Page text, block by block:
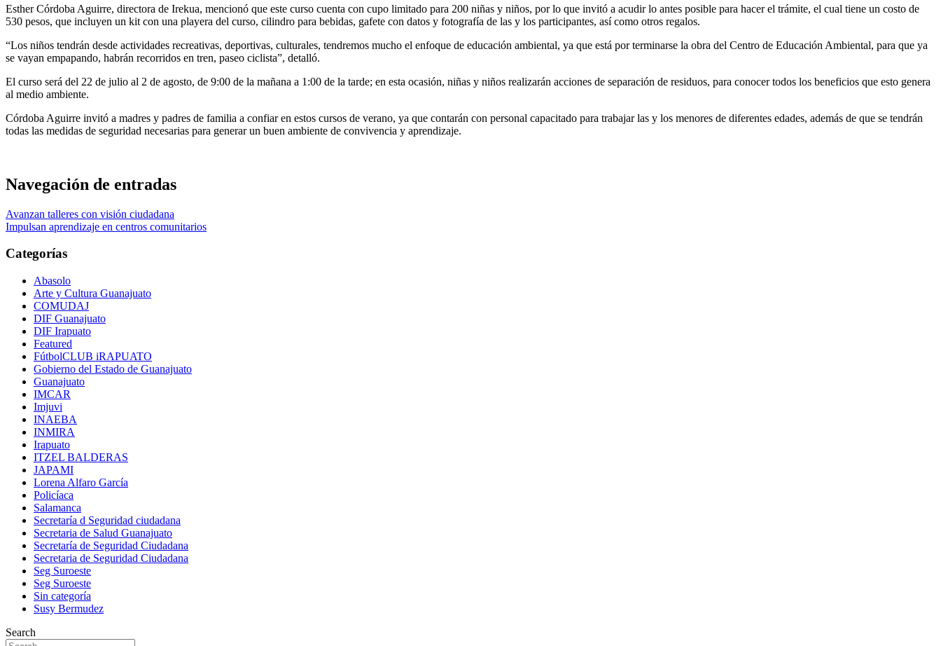
Esther Córdoba Aguirre, directora de Irekua, mencionó que este curso cuenta con cupo limitado para 200 niñas y niños, por lo que invitó a acudir lo antes posible para hacer el trámite, el cual tiene un costo de
530 pesos, que incluyen un kit con una playera del curso, cilindro para bebidas, gafete con datos y fotografía de las y los participantes, así como otros regalos.
“Los niños tendrán desde actividades recreativas, deportivas, culturales, tendremos mucho el enfoque de educación ambiental, ya que está por terminarse la obra del Centro de Educación Ambiental, para que ya
se vayan empapando, habrán recorridos en tren, paseo ciclista”, detalló.
El curso será del 22 de julio al 2 de agosto, de 9:00 de la mañana a 1:00 de la tarde; en esta ocasión, niñas y niños realizarán acciones de separación de residuos, para conocer todos los beneficios que esto genera
al medio ambiente.
Córdoba Aguirre invitó a madres y padres de familia a confiar en estos cursos de verano, ya que contarán con personal capacitado para trabajar las y los menores de diferentes edades, además de que se tendrán
todas las medidas de seguridad necesarias para generar un buen ambiente de convivencia y aprendizaje.
Navegación de entradas
Avanzan talleres con visión ciudadana
Impulsan aprendizaje en centros comunitarios
Categorías
Abasolo
Arte y Cultura Guanajuato
COMUDAJ
DIF Guanajuato
DIF Irapuato
Featured
FútbolCLUB iRAPUATO
Gobierno del Estado de Guanajuato
Guanajuato
IMCAR
Imjuvi
INAEBA
INMIRA
Irapuato
ITZEL BALDERAS
JAPAMI
Lorena Alfaro García
Policíaca
Salamanca
Secretaría d Seguridad ciudadana
Secretaria de Salud Guanajuato
Secretaría de Seguridad Ciudadana
Secretaria de Seguridad Ciudadana
Seg Suroeste
Seg Suroeste
Sin categoría
Susy Bermudez
Search